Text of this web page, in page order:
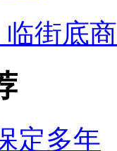
街底商